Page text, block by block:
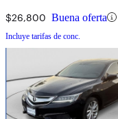
$26,800 Buena oferta
Incluye tarifas de conc.